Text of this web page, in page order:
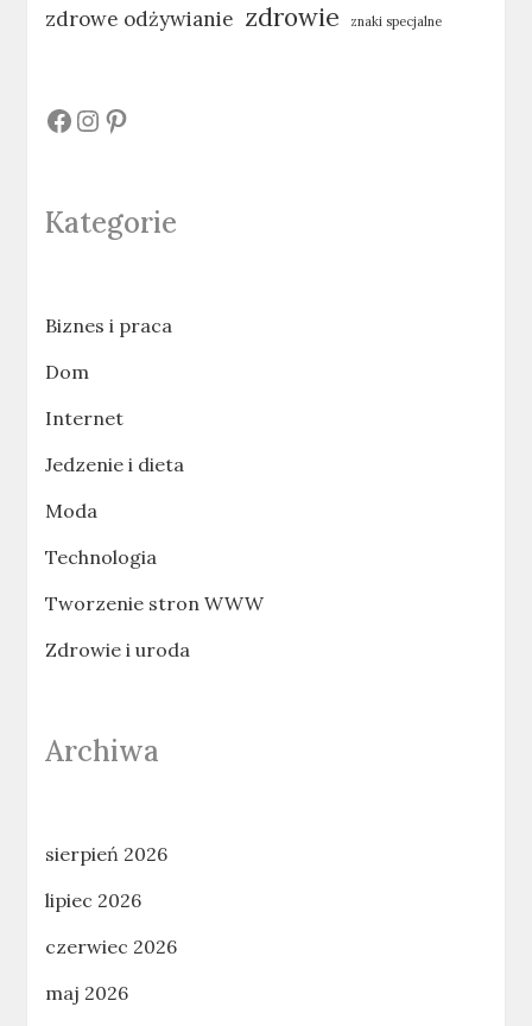
zdrowe odżywianie zdrowie znaki specjalne
# # #
Kategorie
Biznes i praca
Dom
Internet
Jedzenie i dieta
Moda
Technologia
Tworzenie stron WWW
Zdrowie i uroda
Archiwa
sierpień 2026
lipiec 2026
czerwiec 2026
maj 2026